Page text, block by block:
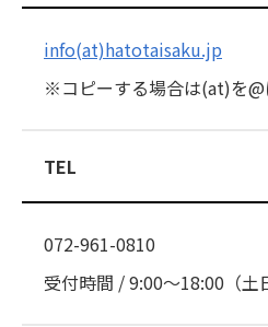
info(at)hatotaisaku.jp
※コピーする場合は(at)を
TEL
072-961-0810
受付時間 / 9:00～18:00（土